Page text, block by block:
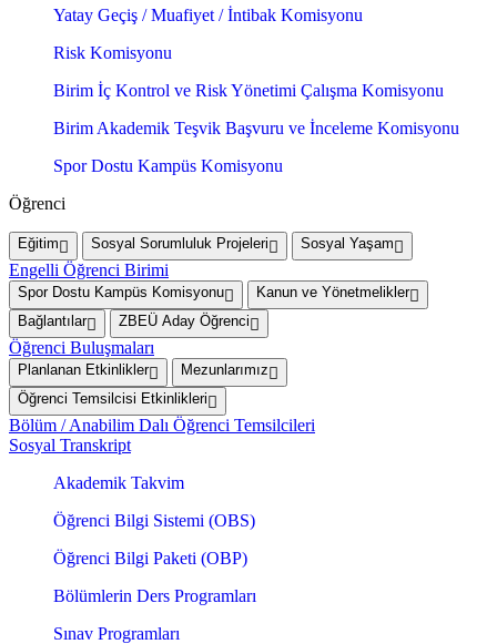
Yatay Geçiş / Muafiyet / İntibak Komisyonu
Risk Komisyonu
Birim İç Kontrol ve Risk Yönetimi Çalışma Komisyonu
Birim Akademik Teşvik Başvuru ve İnceleme Komisyonu
Spor Dostu Kampüs Komisyonu
Öğrenci
Eğitim Sosyal Sorumluluk Projeleri Sosyal Yaşam
Engelli Öğrenci Birimi
Spor Dostu Kampüs Komisyonu
Kanun ve Yönetmelikler
Bağlantılar
ZBEÜ Aday Öğrenci
Öğrenci Buluşmaları
Planlanan Etkinlikler
Mezunlarımız
Öğrenci Temsilcisi Etkinlikleri
Bölüm / Anabilim Dalı Öğrenci Temsilcileri
Sosyal Transkript
Akademik Takvim
Öğrenci Bilgi Sistemi (OBS)
Öğrenci Bilgi Paketi (OBP)
Bölümlerin Ders Programları
Sınav Programları